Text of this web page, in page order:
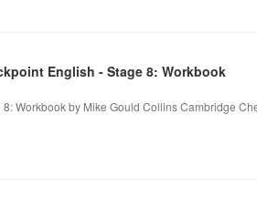
English - Stage 8: Workbook
Workbook by Mike Gould Collins Cambridge